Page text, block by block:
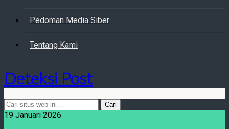
Pedoman Media Siber
Tentang Kami
Deteksi Post
19 Januari 2026